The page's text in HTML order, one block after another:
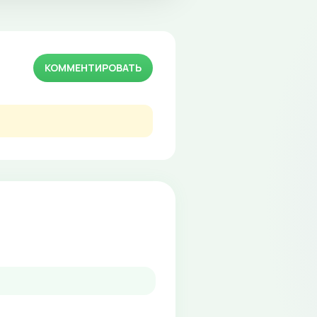
КОММЕНТИРОВАТЬ